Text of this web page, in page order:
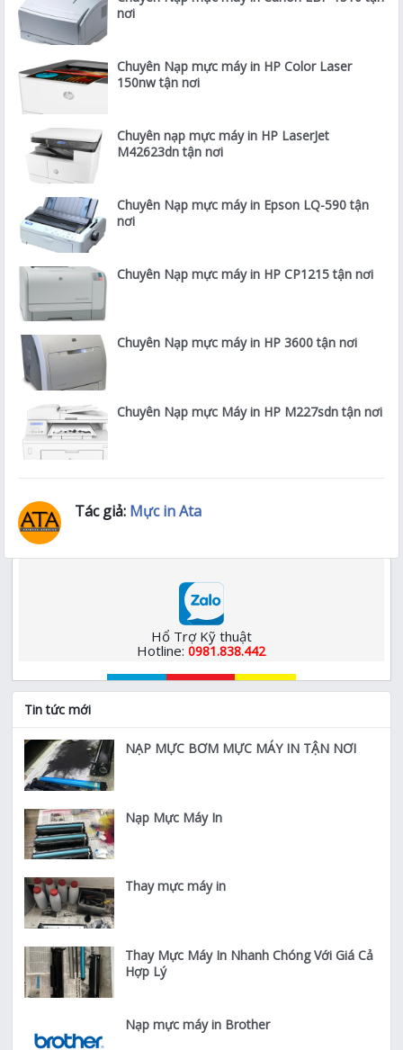
nơi
Chuyên Nạp mực máy in HP Color Laser
150nw tận nơi
Chuyên nạp mực máy in HP LaserJet
M42623dn tận nơi
Chuyên Nạp mực máy in Epson LQ-590 tận
nơi
Chuyên Nạp mực máy in HP CP1215 tận nơi
Chuyên Nạp mực máy in HP 3600 tận nơi
Chuyên Nạp mực Máy in HP M227sdn tận nơi
Tác giả: Mực in Ata
Hổ Trợ Kỹ thuật
Hotline:0981.838.442
Tin tức mới
NẠP MỰC BƠM MỰC MÁY IN TẬN NƠI
Nạp Mực Máy In
Thay mực máy in
Thay Mực Máy In Nhanh Chóng Với Giá Cả
Hợp Lý
Nạp mực máy in Brother